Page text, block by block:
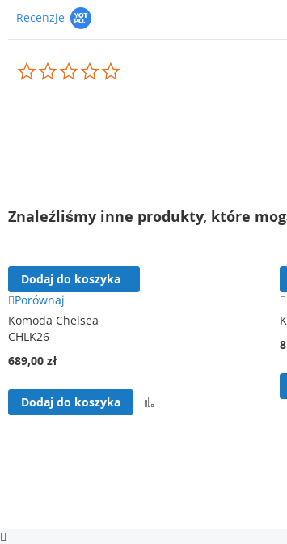
Recenzje
Znaleźliśmy inne produkty, które
Dodaj do koszyka
Porównaj
Komoda Chelsea
CHLK26
689,00 zł
Dodaj do koszyka